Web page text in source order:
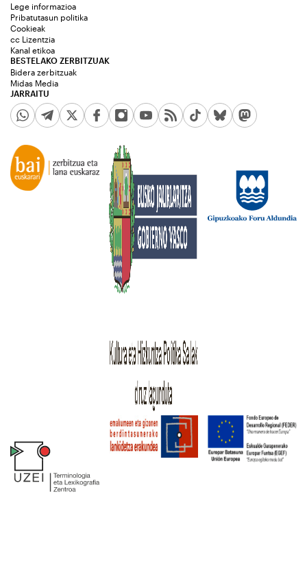
JARRAITU
Lege informazioa
Pribatutasun politika
Cookieak
cc Lizentzia
Kanal etikoa
BESTELAKO ZERBITZUAK
Bidera zerbitzuak
Midas Media